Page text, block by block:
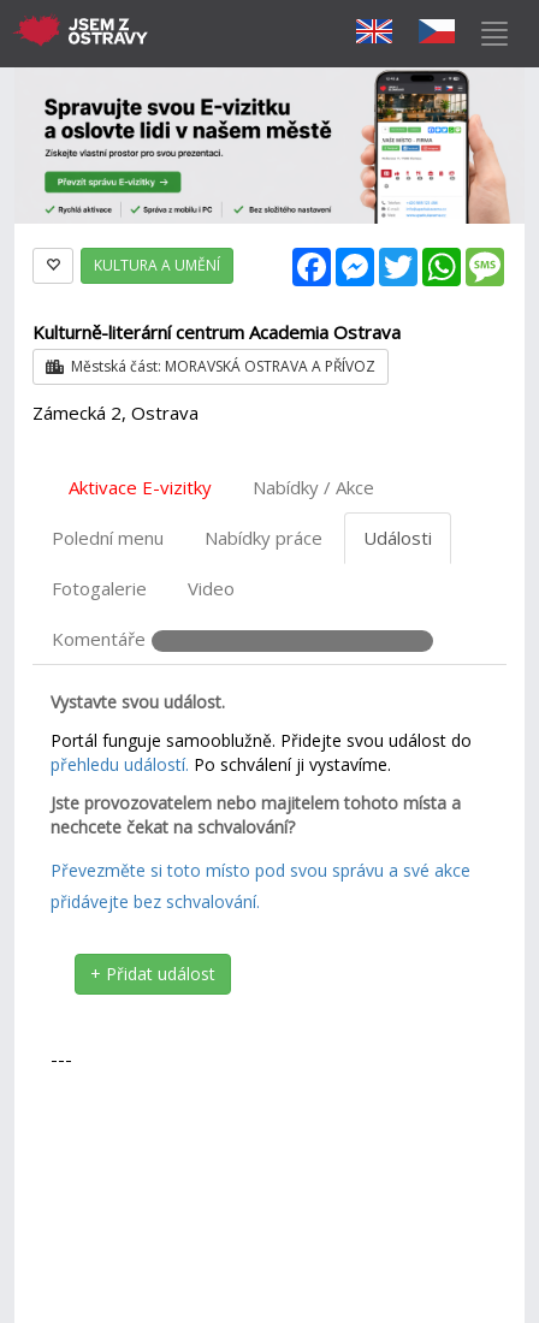
FacebookMessenger
Twitter
KULTURA A UMĚNÍ
Kulturně-literární centrum Academia Ostrava
Městská část: MORAVSKÁ OSTRAVA A PŘÍVOZ
Zámecká 2, Ostrava
Aktivace E-vizitky Nabídky / Akce
Polední menu Nabídky práce Události
Fotogalerie Video
Komentáře
Vystavte svou událost.
Portál funguje samooblužně. Přidejte svou událost do
přehledu událostí. Po schválení ji vystavíme.
Jste provozovatelem nebo majitelem tohoto místa a
nechcete čekat na schvalování?
Převezměte si toto místo pod svou správu a své akce
přidávejte bez schvalování.
+ Přidat událost
---